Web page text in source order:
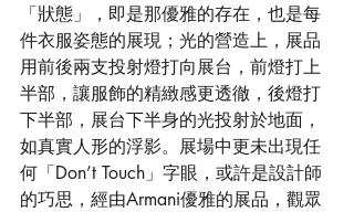
「狀態」，即是那優雅的存在，也是每
件衣服姿態的展現；光的營造上，展品
用前後兩支投射燈打向展台，前燈打上
半部，讓服飾的精緻感更透徹，後燈打
下半部，展台下半身的光投射於地面，
如真實人形的浮影。展場中更未出現任
何「Don’t Touch」字眼，或許是設計師
的巧思，經由Armani優雅的展品，觀眾